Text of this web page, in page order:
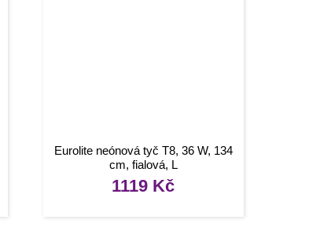
Eurolite neónová tyč T8, 36 W, 134
cm, fialová, L
1119 Kč